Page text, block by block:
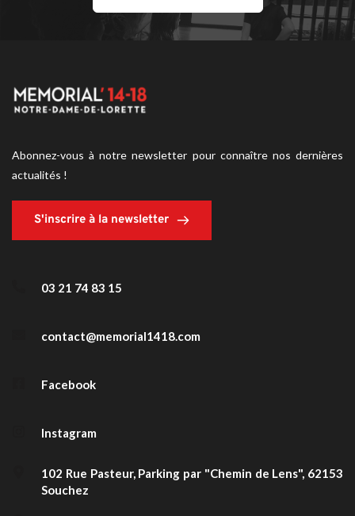
Abonnez-vous à notre newsletter pour connaître nos dernières
actualités !
S'inscrire à la newsletter
03 21 74 83 15
contact@memorial1418.com
Facebook
Instagram
102 Rue Pasteur, Parking par "Chemin de Lens", 62153
Souchez